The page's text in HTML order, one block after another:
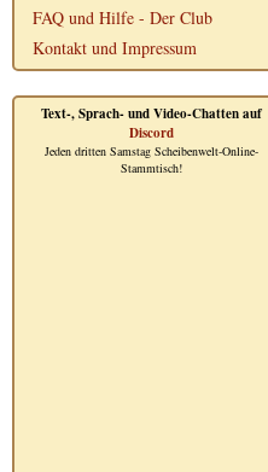
FAQ und Hilfe - Der Club
Kontakt und Impressum
Text-, Sprach- und Video-Chatten auf
Discord
Jeden dritten Samstag Scheibenwelt-Online-
Stammtisch!